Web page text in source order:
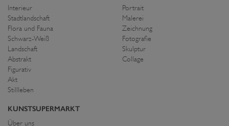
Interieur
Stadtlandschaft
Flora und Fauna
Schwarz-Weiß
Landschaft
Abstrakt
Figurativ
Akt
Stillleben
Portrait
Malerei
Zeichnung
Fotografie
Skulptur
Collage
KUNSTSUPERMARKT
Über uns